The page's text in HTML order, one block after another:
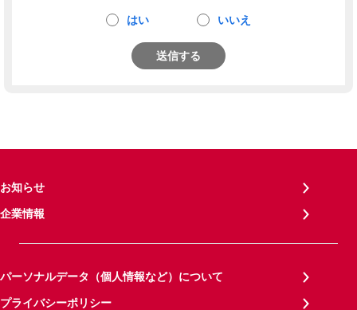
はい いいえ
送信する
お知らせ
企業情報
パーソナルデータ（個人情報など）について
プライバシーポリシー